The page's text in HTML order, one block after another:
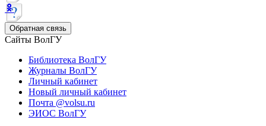
Обратная связь
Сайты ВолГУ
Библиотека ВолГУ
Журналы ВолГУ
Личный кабинет
Новый личный кабинет
Почта @volsu.ru
ЭИОС ВолГУ